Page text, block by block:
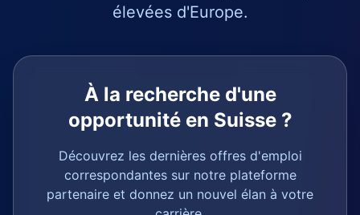
élevées d'Europe.
À la recherche d'une
opportunité en Suisse ?
Découvrez les dernières offres d'emploi
correspondantes sur notre plateforme
partenaire et donnez un nouvel élan à votre